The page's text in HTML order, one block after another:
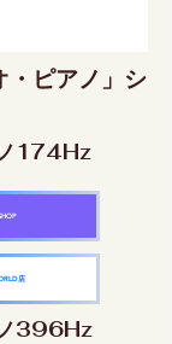
ピアノ」シ
ノ174Hz
店
ノ396Hz